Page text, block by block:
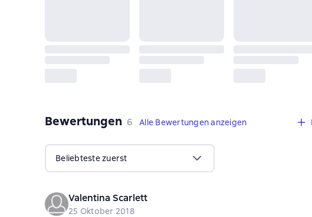
Bewertungen 6 Bewertungen
6 Alle Bewertungen anzeigen
Beliebteste zuerst
Valentina Scarlett
25 Oktober 2018